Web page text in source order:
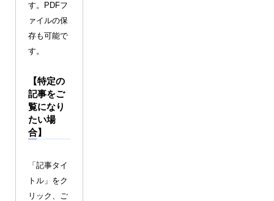
す。PDFフ
ァイルの保
存も可能で
す。
【特定の
記事をご
覧になり
たい場
合】
「記事タイ
トル」をク
リック、ご